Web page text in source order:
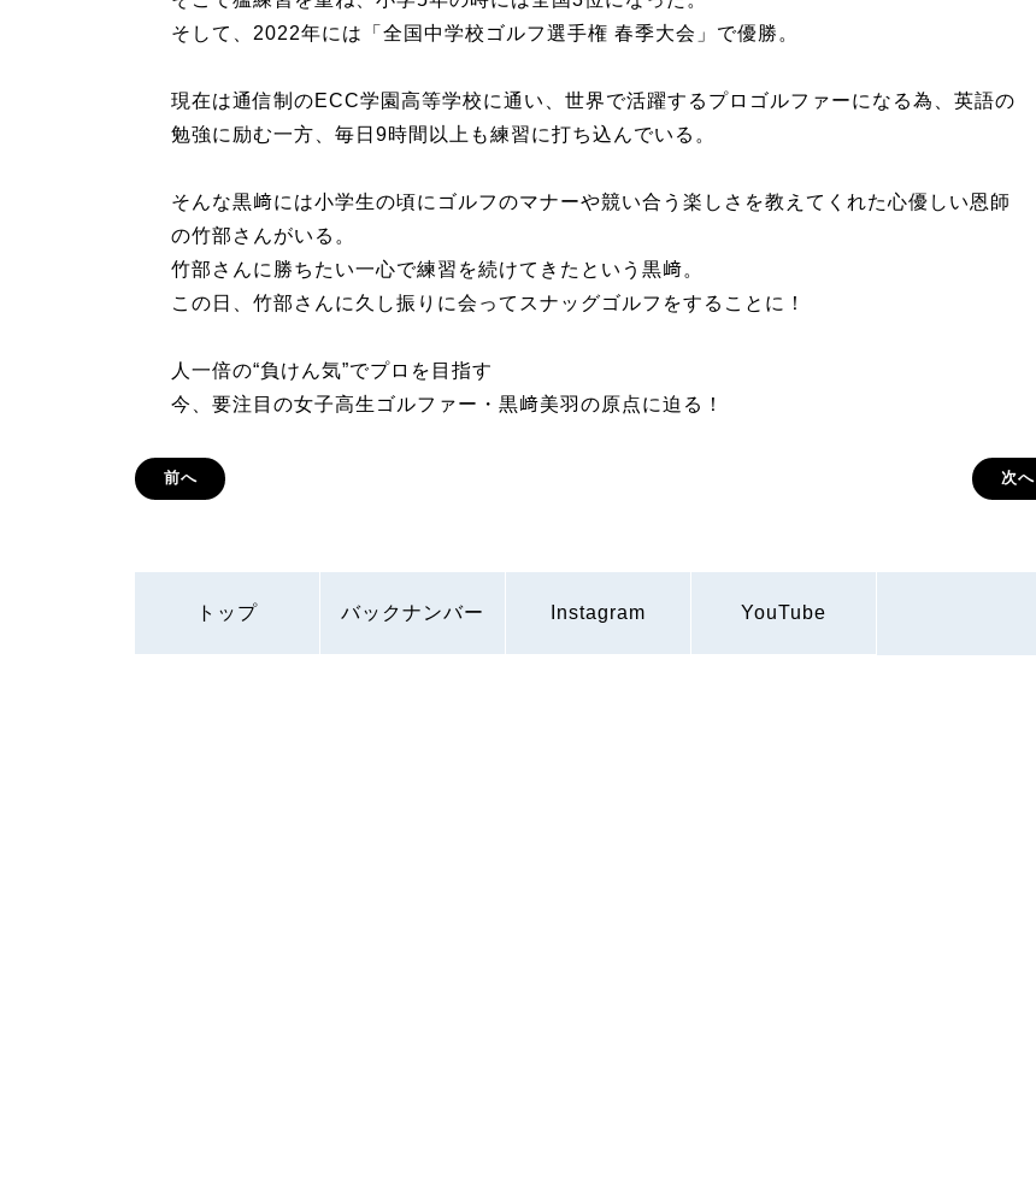
そして、2022年には「全国中学校ゴルフ選手権 春季大会」で優勝。
現在は通信制のECC学園高等学校に通い、世界で活躍するプロゴルファーになる為、英語の
勉強に励む一方、毎日9時間以上も練習に打ち込んでいる。
そんな黒﨑には小学生の頃にゴルフのマナーや競い合う楽しさを教えてくれた心優しい恩師
の竹部さんがいる。
竹部さんに勝ちたい一心で練習を続けてきたという黒﨑。
この日、竹部さんに久し振りに会ってスナッグゴルフをすることに！
人一倍の“負けん気”でプロを目指す
今、要注目の女子高生ゴルファー・黒﨑美羽の原点に迫る！
前へ 次へ
トップ バックナンバー Instagram YouTube